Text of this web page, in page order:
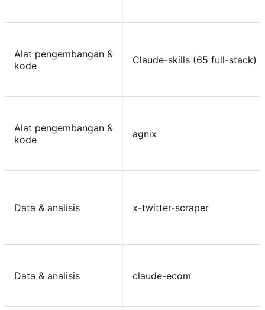
Alat pengembangan &
kode
Claude-skills (65 full-stack)
Alat pengembangan &
kode
agnix
Data & analisis x-twitter-scraper
Data & analisis claude-ecom